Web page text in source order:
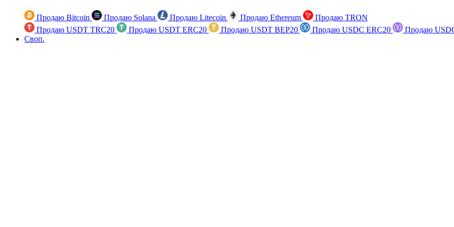
Продаю Bitcoin Продаю Solana Продаю Litecoin Продаю Ethereum
Продаю TRON
Продаю USDT TRC20
Продаю USDT ERC20 Продаю USDT BEP20 Продаю USDC ERC20
Продаю
Своп.